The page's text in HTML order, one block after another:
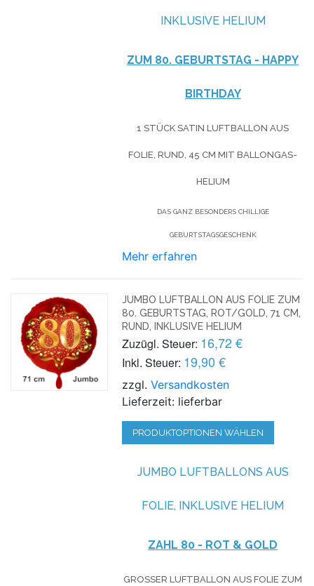
NKLUSIVE HELIUM
ZUM 80. GEBURTSTAG - HAPPY
BIRTHDAY
1 STÜCK SATIN LUFTBALLON AUS
FOLIE, RUND, 45 CM MIT BALLONGAS-
HELIUM
DAS GANZ BESONDERS CHILLIGE
GEBURTSTAGSGESCHENK
Mehr erfahren
JUMBO LUFTBALLON AUS FOLIE ZUM
80. GEBURTSTAG, ROT/GOLD, 71 CM,
RUND, INKLUSIVE HELIUM
Zuzügl. Steuer: 16,72 €
Inkl. Steuer: 19,90 €
zzgl.Versandkosten
Lieferzeit: lieferbar
PRODUKTOPTIONEN WÄHLEN
JUMBO LUFTBALLONS AUS
FOLIE, INKLUSIVE HELIUM
ZAHL 80 - ROT & GOLD
GROSSER LUFTBALLON AUS FOLIE ZUM 8